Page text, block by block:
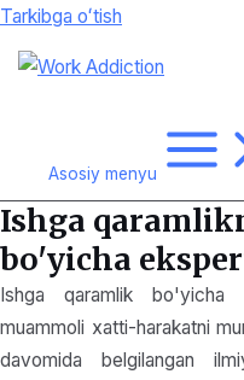
Tarkibga oʻtish
Asosiy menyu
Ishga
bo'yicha
Ishga qaramlik bo'yicha
muammoli xatti-harakatni
davomida belgilangan